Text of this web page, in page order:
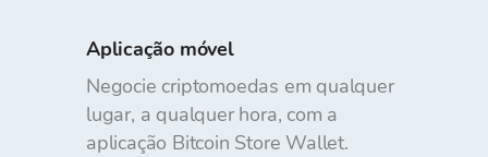
Aplicação móvel
Negocie criptomoedas em qualquer
lugar, a qualquer hora, com a
aplicação Bitcoin Store Wallet.